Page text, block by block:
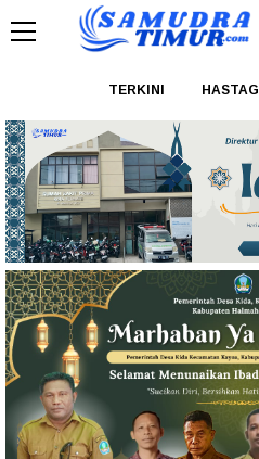
TERKINI HASTAG